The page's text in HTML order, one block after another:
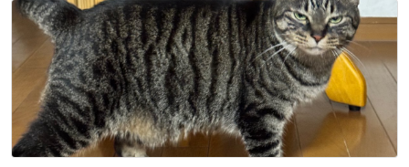
数
ス
ト
数
ね
数